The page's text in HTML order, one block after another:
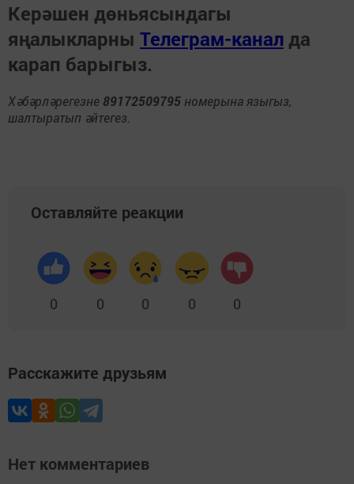
Керәшен дөньясындагы
яңалыкларны Телеграм-канал да
карап барыгыз.
Хәбәрләрегезне 89172509795 номерына языгыз,
шалтыратып әйтегез.
Оставляйте реакции
0 0 0 0 0
Расскажите друзьям
Нет комментариев